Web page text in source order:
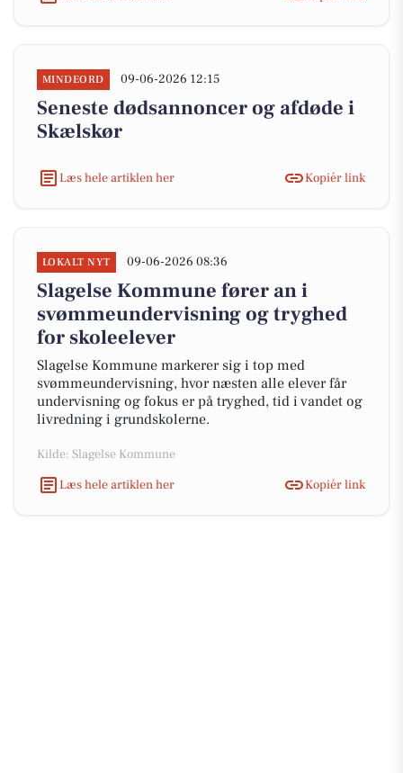
MINDEORD 09-06-2026 12:15
Seneste dødsannoncer og afdøde i
Skælskør
Læs hele artiklen her Kopiér link
LOKALT NYT 09-06-2026 08:36
Slagelse Kommune fører an i
svømmeundervisning og tryghed
for skoleelever
Slagelse Kommune markerer sig i top med
svømmeundervisning, hvor næsten alle elever får
undervisning og fokus er på tryghed, tid i vandet og
livredning i grundskolerne.
Kilde: Slagelse Kommune
Læs hele artiklen her
Kopiér link